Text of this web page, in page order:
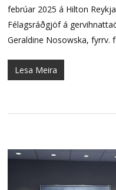
febrúar 2025 á Hilton
Félagsráðgjöf á
Geraldine Nosowska, fyrrv.
Lesa Meira